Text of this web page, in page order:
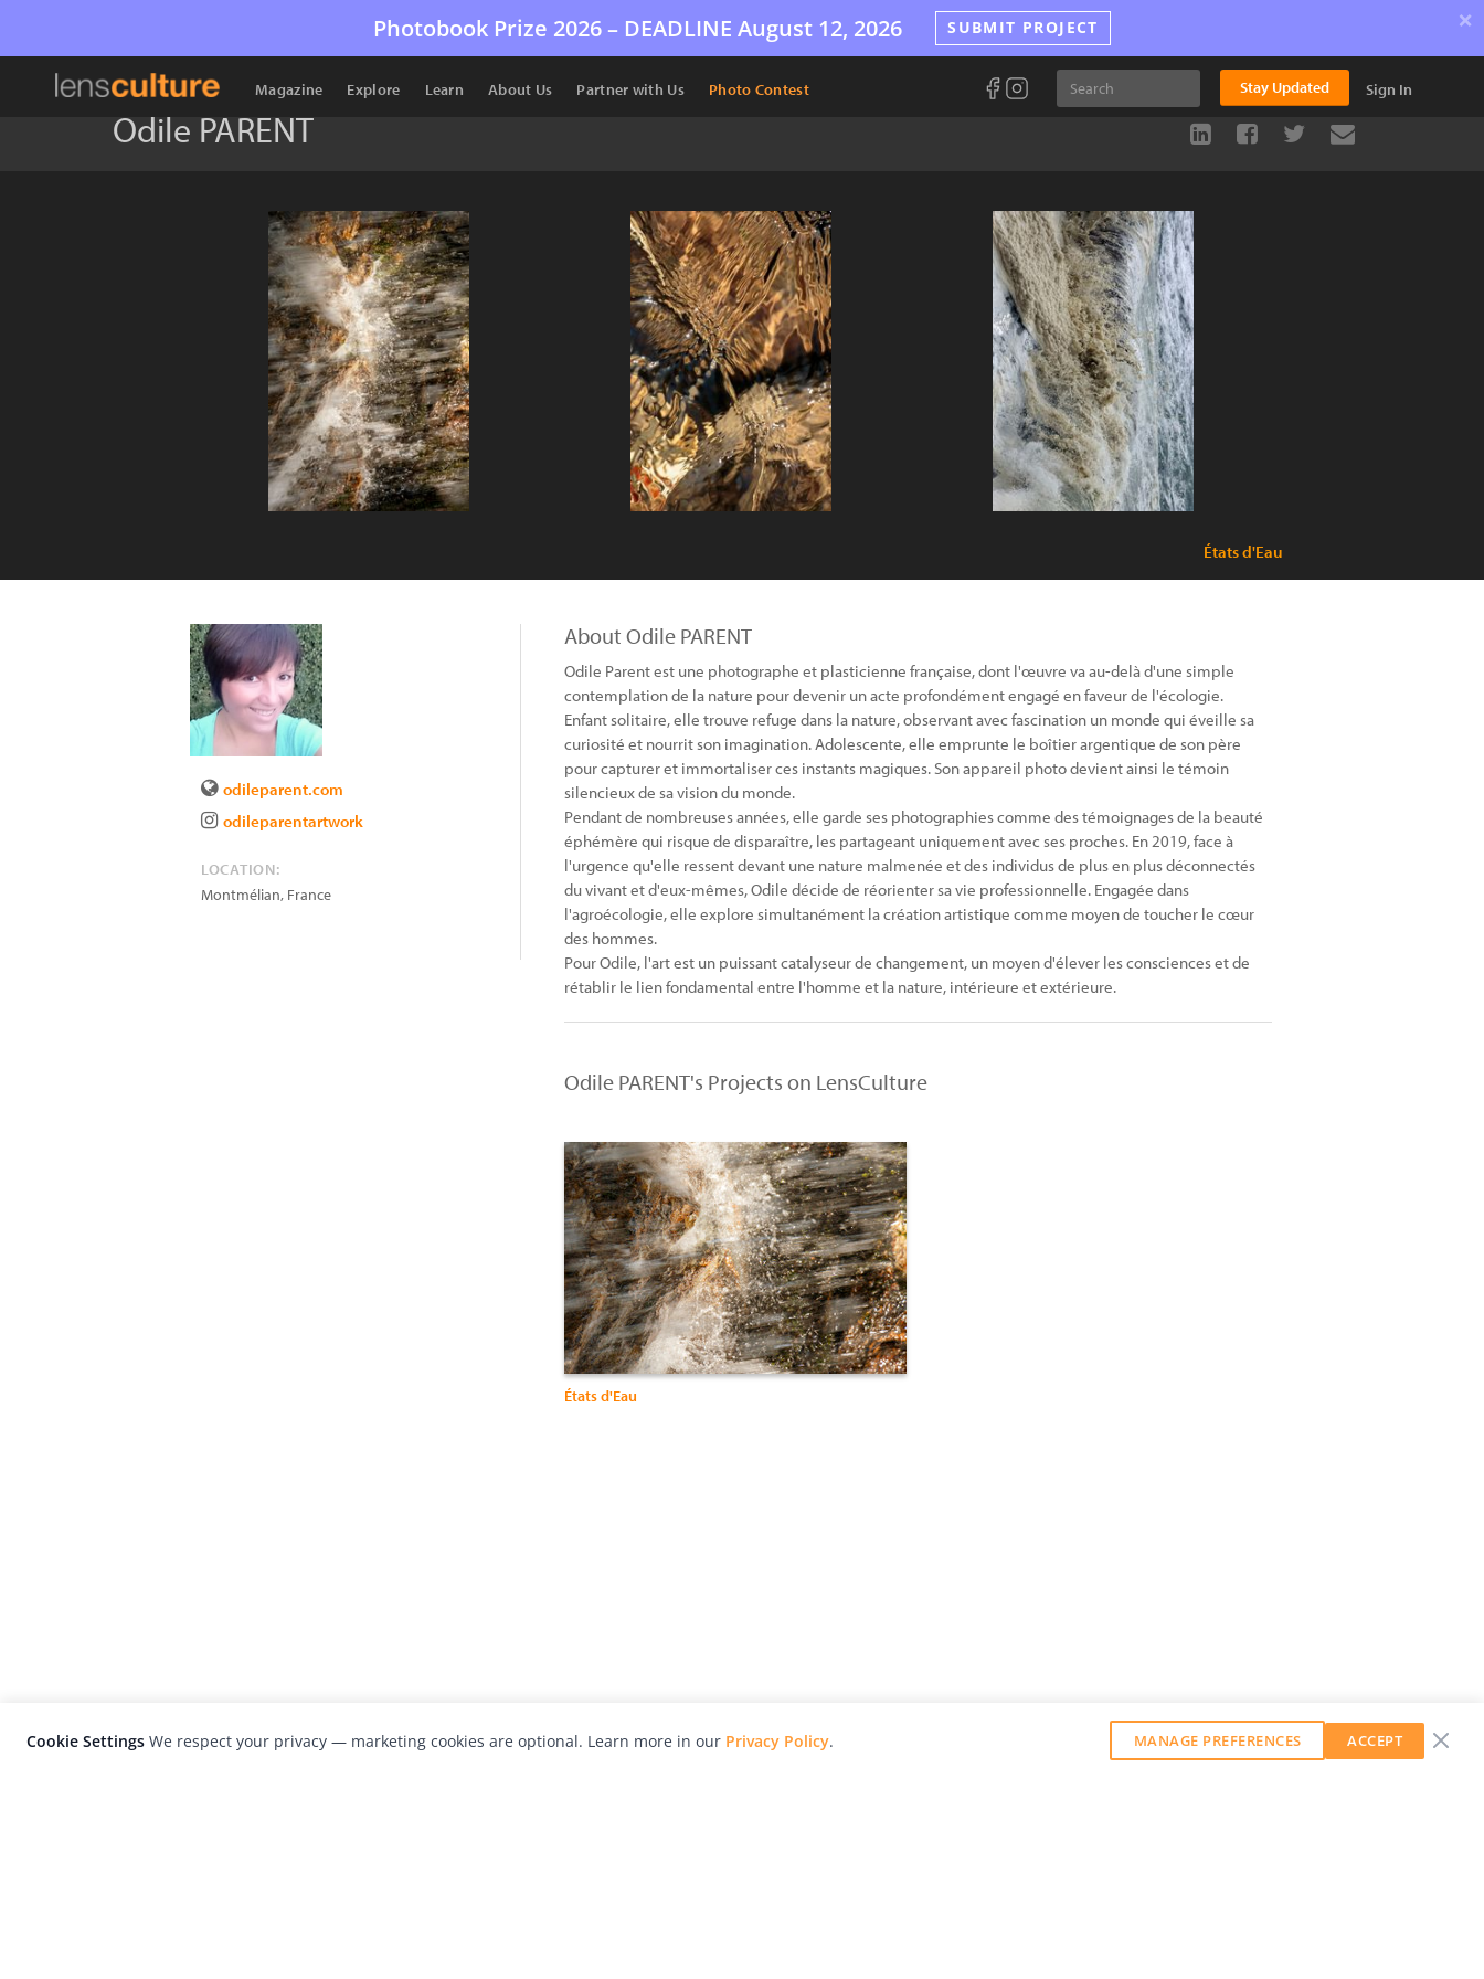
Photobook Prize 2026 – DEADLINE August 12, 2026 SUBMIT PROJECT ×
Magazine Explore Learn About Us Partner with Us Photo Contest Stay Updated Sign In
Odile PARENT
États d'Eau
odileparent.com
odileparentartwork
LOCATION:
Montmélian, France
About Odile PARENT
Odile Parent est une photographe et plasticienne française, dont l'œuvre va au-delà d'une simple
contemplation de la nature pour devenir un acte profondément engagé en faveur de l'écologie.
Enfant solitaire, elle trouve refuge dans la nature, observant avec fascination un monde qui éveille sa
curiosité et nourrit son imagination. Adolescente, elle emprunte le boîtier argentique de son père
pour capturer et immortaliser ces instants magiques. Son appareil photo devient ainsi le témoin
silencieux de sa vision du monde.
Pendant de nombreuses années, elle garde ses photographies comme des témoignages de la beauté
éphémère qui risque de disparaître, les partageant uniquement avec ses proches. En 2019, face à
l'urgence qu'elle ressent devant une nature malmenée et des individus de plus en plus déconnectés
du vivant et d'eux-mêmes, Odile décide de réorienter sa vie professionnelle. Engagée dans
l'agroécologie, elle explore simultanément la création artistique comme moyen de toucher le cœur
des hommes.
Pour Odile, l'art est un puissant catalyseur de changement, un moyen d'élever les consciences et de
rétablir le lien fondamental entre l'homme et la nature, intérieure et extérieure.
Odile PARENT's Projects on LensCulture
États d'Eau
Cookie Settings We respect your privacy — marketing cookies are optional. Learn more in our Privacy Policy. MANAGE PREFERENCES ACCEPT